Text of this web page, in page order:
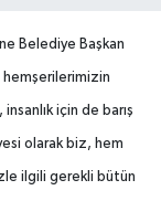
Belediye Başkan
hemşerilerimizin
için de barış
olarak biz, hem
ilgili gerekli bütün